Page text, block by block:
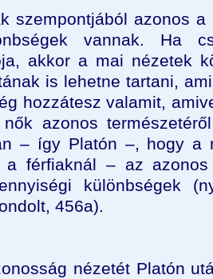
szempontjából azonos
vannak. Ha
akkor a mai nézetek
is lehetne tartani,
hozzátesz valamit,
azonos
– így Platón –, hogy a
a férfiaknál – az
különbségek
456a).
nézetét Platón